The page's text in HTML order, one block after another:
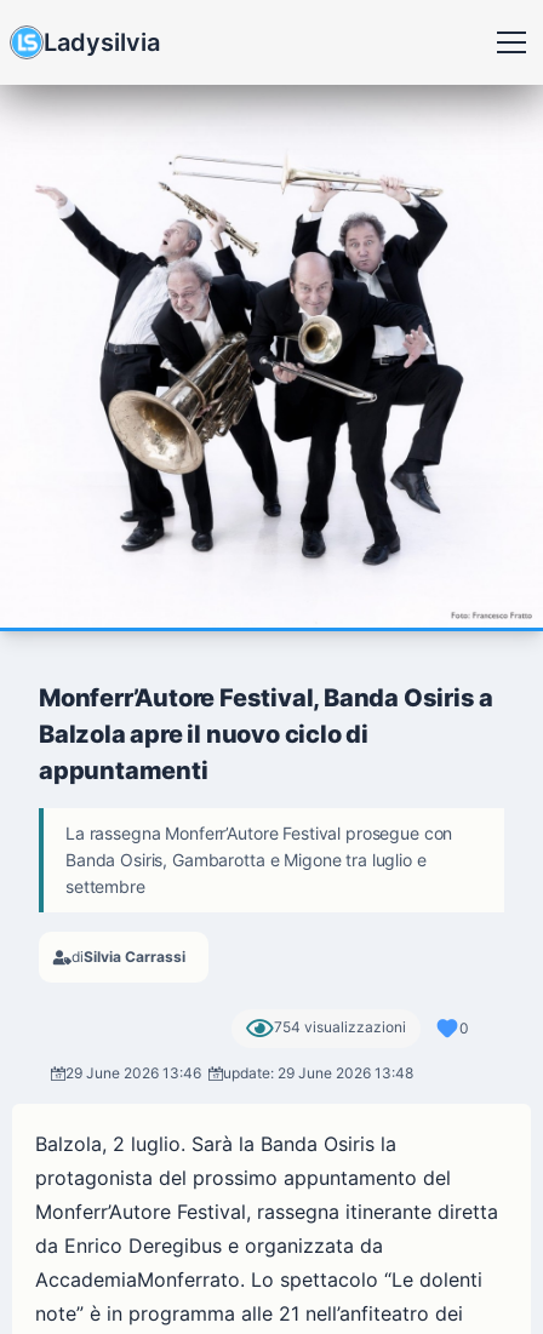
Ladysilvia
Monferr’Autore Festival, Banda Osiris a
Balzola apre il nuovo ciclo di
appuntamenti
La rassegna Monferr’Autore Festival prosegue con
Banda Osiris, Gambarotta e Migone tra luglio e
settembre
diSilvia Carrassi
754 visualizzazioni 0
29 June 2026 13:46 update: 29 June 2026 13:48
Balzola, 2 luglio. Sarà la Banda Osiris la
protagonista del prossimo appuntamento del
Monferr’Autore Festival, rassegna itinerante diretta
da Enrico Deregibus e organizzata da
AccademiaMonferrato. Lo spettacolo “Le dolenti
note” è in programma alle 21 nell’anfiteatro dei